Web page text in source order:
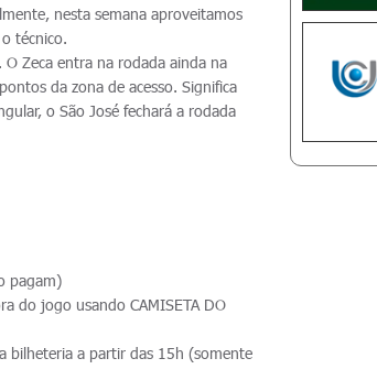
nesta semana aproveitamos
técnico.
Zeca entra na rodada ainda na
da zona de acesso. Significa
o São José fechará a rodada
pagam)
do jogo usando CAMISETA DO
bilheteria a partir das 15h (somente